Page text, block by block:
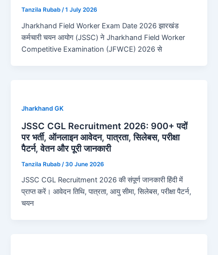
Tanzila Rubab/1 July 2026
Jharkhand Field Worker Exam Date 2026 झारखंड
कर्मचारी चयन आयोग (JSSC) ने Jharkhand Field Worker
Competitive Examination (JFWCE) 2026 से
Jharkhand GK
JSSC CGL Recruitment 2026: 900+ पदों
पर भर्ती, ऑनलाइन आवेदन, पात्रता, सिलेबस, परीक्षा
पैटर्न, वेतन और पूरी जानकारी
Tanzila Rubab /30 June 2026
JSSC CGL Recruitment 2026 की संपूर्ण जानकारी हिंदी में
प्राप्त करें। आवेदन तिथि, पात्रता, आयु सीमा, सिलेबस, परीक्षा पैटर्न,
चयन